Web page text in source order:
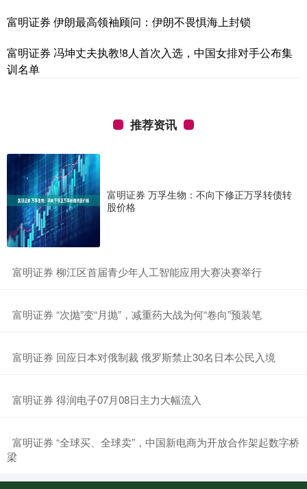
富明证券 伊朗最高领袖顾问：伊朗不畏惧海上封锁
富明证券 冯坤丈夫执教!8人首次入选，中国女排对手公布集
训名单
推荐资讯
富明证券 万孚生物：不向下修正万孚转债转
股价格
​富明证券 柳江区首届青少年人工智能应用大赛决赛举行
​富明证券 “次抛”变“月抛”，减重药大战为何“卷向”预装笔
​富明证券 回应日本对俄制裁 俄罗斯禁止30名日本公民入境
​富明证券 得润电子07月08日主力大幅流入
​富明证券 “全球买、全球卖”，中国新电商为开放合作架起数字桥
梁